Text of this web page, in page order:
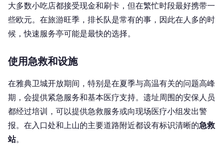
大多数小吃店都接受现金和刷卡，但在繁忙时段最好携带一
些欧元。在旅游旺季，排长队是常有的事，因此在人多的时
候，快速服务亭可能是最快的选择。
使用急救和设施
在雅典卫城开放期间，特别是在夏季与高温有关的问题高峰
期，会提供紧急服务和基本医疗支持。遗址周围的安保人员
都经过培训，可以提供急救服务或向现场医疗小组发出警
报。在入口处和上山的主要道路附近都设有标识清晰的急救
站。